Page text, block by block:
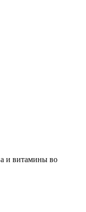
и витамины во